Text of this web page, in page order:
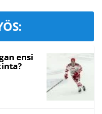
ensi